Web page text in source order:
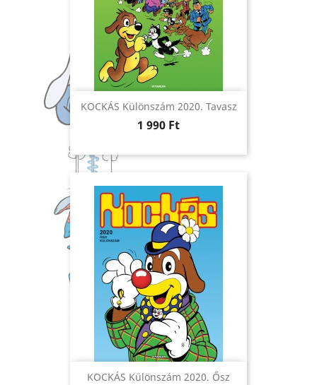
KOCKÁS Különszám 2020. Tavasz
Ár
1 990 Ft
KOCKÁS Különszám 2020. Ősz